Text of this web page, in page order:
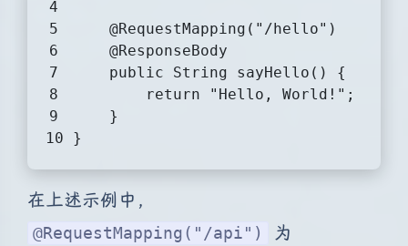
@RequestMapping("/hello")
@ResponseBody
public String sayHello ()
{
return
"Hello, World!" ;
    }
}
在上述示例中，
@RequestMapping("/api") 为